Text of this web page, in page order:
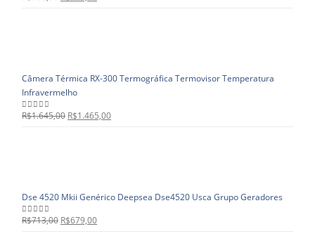
Câmera Térmica RX-300 Termográfica Termovisor Temperatura
Infravermelho
0out of 5
R$1.645,00 R$1.465,00
Dse 4520 Mkii Genérico Deepsea Dse4520 Usca Grupo Geradores
0out of 5
R$713,00 R$679,00